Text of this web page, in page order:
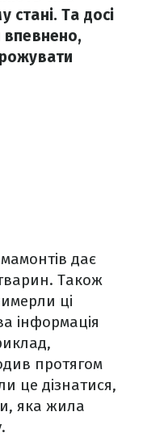
стані. Та досі
впевнено,
дає
Також
ці
інформація
протягом
це дізнатися,
яка жила